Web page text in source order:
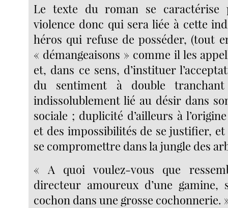
Le texte du roman se caractérise
violence donc qui sera liée à cette
héros qui refuse de posséder, (tout
« démangeaisons » comme il les
et, dans ce sens, d’instituer
du sentiment à double tranchant
indissolublement lié au désir dans
sociale ; duplicité d’ailleurs à
et des impossibilités de se justifier,
se compromettre dans la jungle des
« A quoi voulez-vous que
directeur amoureux d’une
cochon dans une grosse cochonnerie.